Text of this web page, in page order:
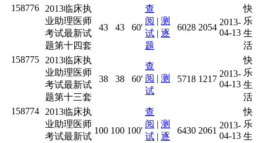
158776
2013临床执
业助理医师
考试最新试
题第十四套
43 43 60'
查
阅 | 测
试 | 逐
题
6028 2054
2013-
04-13
快
乐
生
活
158775
2013临床执
业助理医师
考试最新试
题第十三套
38 38 60'
查
阅 | 测
试
5718 1217
2013-
04-13
快
乐
生
活
158774
2013临床执
业助理医师
考试最新试
100 100 100'
查
阅 | 测
试 | 逐
6430 2061
2013-
04-13
快
乐
生